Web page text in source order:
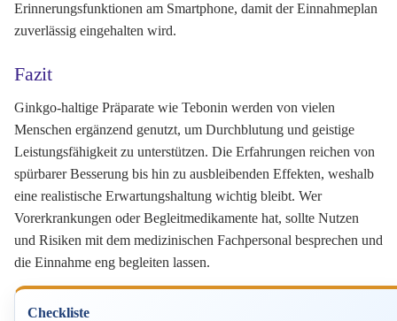
Erinnerungsfunktionen am Smartphone, damit der Einnahmeplan
zuverlässig eingehalten wird.
Fazit
Ginkgo-haltige Präparate wie Tebonin werden von vielen
Menschen ergänzend genutzt, um Durchblutung und geistige
Leistungsfähigkeit zu unterstützen. Die Erfahrungen reichen von
spürbarer Besserung bis hin zu ausbleibenden Effekten, weshalb
eine realistische Erwartungshaltung wichtig bleibt. Wer
Vorerkrankungen oder Begleitmedikamente hat, sollte Nutzen
und Risiken mit dem medizinischen Fachpersonal besprechen und
die Einnahme eng begleiten lassen.
Checkliste